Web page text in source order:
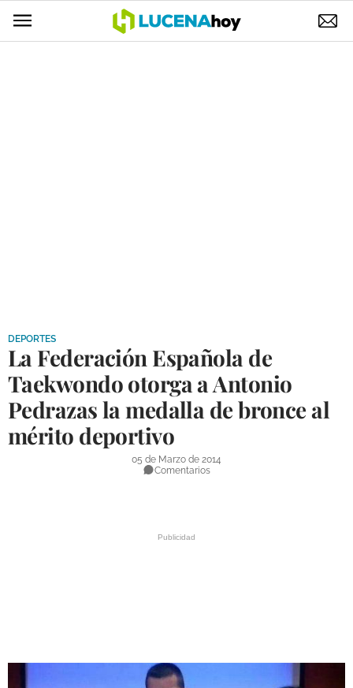
DEPORTES
COMPETICIONES
DEPORTE BASE
OBRAS
DEPORTES
La Federación Española de
Taekwondo otorga a Antonio
Pedrazas la medalla de bronce al
mérito deportivo
05 de Marzo de 2014
Comentarios